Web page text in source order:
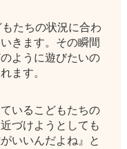
たちの状況に合わ
きます。その瞬間
ように遊びたいの
ます。
いるこどもたちの
づけようとしても
いいんだよね』と